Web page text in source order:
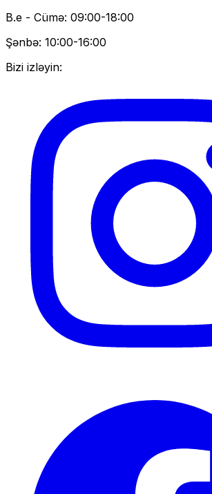
B.e - Cümə: 09:00-18:00
Şənbə: 10:00-16:00
Bizi izləyin: